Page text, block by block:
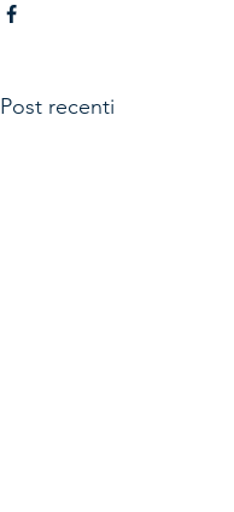
Post recenti